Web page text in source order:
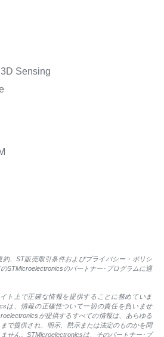
Sensing
、ST販売取引条件およびプライバシー・ポリシ
STMicroelectronicsのパートナー･プログラムに適
ト上で正確な情報を提供することに務めていま
は、情報の正確性ついて一切の責任を負いませ
が提供するすべての情報は、あらゆる
で提供され、明示、黙示または法定のものかを問
せん。STMicroelectronicsは、そのパートナー･プ